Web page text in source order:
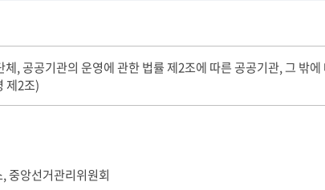
, 공공기관의 운영에 관한 법률 제2조에 따른 공공기관, 그 밖
제2조)
중앙선거관리위원회